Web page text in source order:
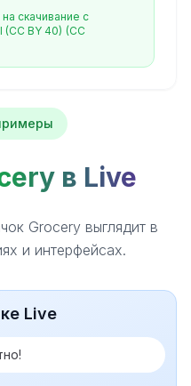
скачивание с
BY 40) (CC
в Live
Grocery выглядит в
и интерфейсах.
Live